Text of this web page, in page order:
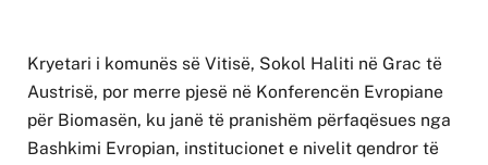
Kryetari i komunës së Vitisë, Sokol Haliti në Grac të
Austrisë, por merre pjesë në Konferencën Evropiane
për Biomasën, ku janë të pranishëm përfaqësues nga
Bashkimi Evropian, institucionet e nivelit qendror të